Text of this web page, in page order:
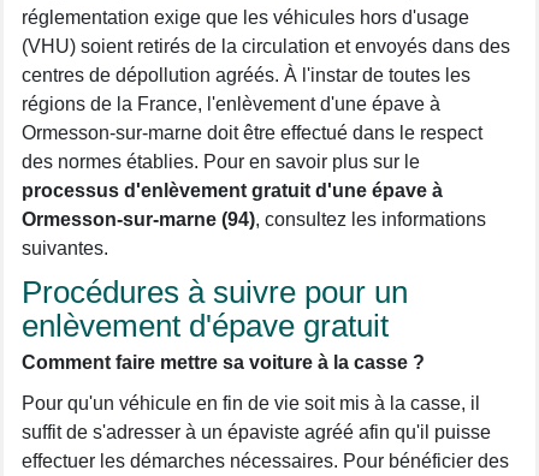
réglementation exige que les véhicules hors d'usage
(VHU) soient retirés de la circulation et envoyés dans des
centres de dépollution agréés. À l'instar de toutes les
régions de la France, l'enlèvement d'une épave à
Ormesson-sur-marne doit être effectué dans le respect
des normes établies. Pour en savoir plus sur le
processus d'enlèvement gratuit d'une épave à
Ormesson-sur-marne (94), consultez les informations
suivantes.
Procédures à suivre pour un
enlèvement d'épave gratuit
Comment faire mettre sa voiture à la casse ?
Pour qu'un véhicule en fin de vie soit mis à la casse, il
suffit de s'adresser à un épaviste agréé afin qu'il puisse
effectuer les démarches nécessaires. Pour bénéficier des